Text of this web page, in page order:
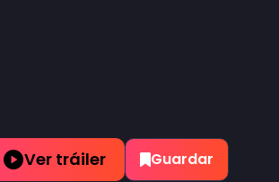
Ver tráiler Guardar